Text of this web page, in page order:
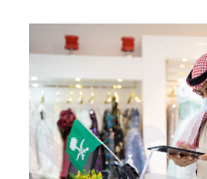
Zakat Customs
Real Estate Transactions